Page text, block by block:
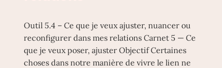
Outil 5.4 – Ce que je veux ajuster, nuancer ou
reconfigurer dans mes relations Carnet 5 — Ce
que je veux poser, ajuster Objectif Certaines
choses dans notre manière de vivre le lien ne